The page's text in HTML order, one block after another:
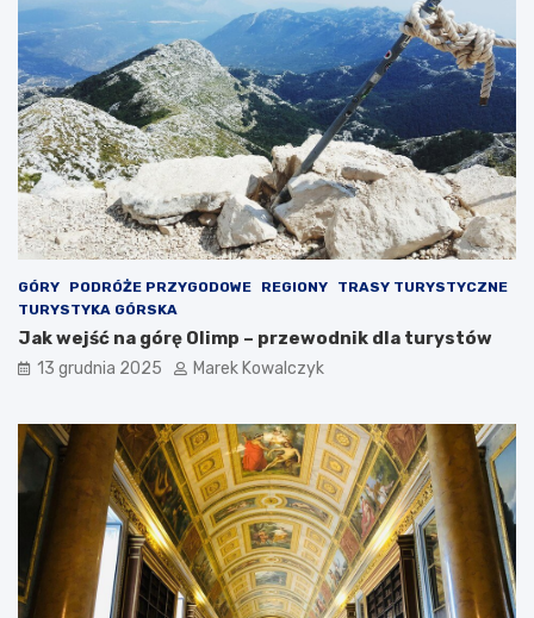
e
m
i
e
j
s
c
o
w
o
ś
c
i
n
a
p
l
s
k
i
r
z
ą
c
e
m
i
e
j
s
c
a
d
l
a
p
o
r
ż
n
i
k
p
r
GÓRY PODRÓŻE PRZYGODOWE REGIONY
TRASY TURYSTYCZNE
TURYSTYKA GÓRSKA
Jak wejść na górę Olimp – przewodnik dla turystów
13 grudnia 2025 Marek Kowalczyk